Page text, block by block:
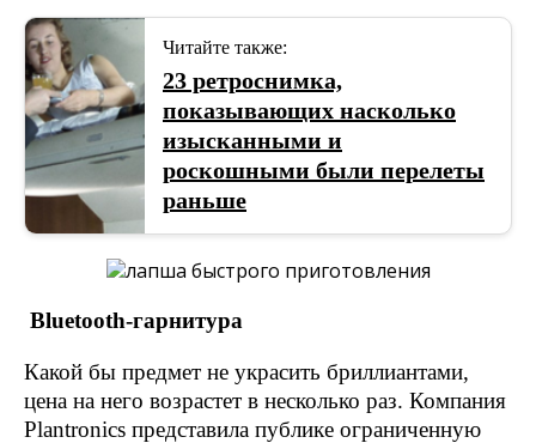
Читайте также:
23 ретроснимка,
показывающих насколько
изысканными и
роскошными были перелеты
раньше
Bluetooth-гарнитура
Какой бы предмет не украсить бриллиантами,
цена на него возрастет в несколько раз. Компания
Plantronics представила публике ограниченную